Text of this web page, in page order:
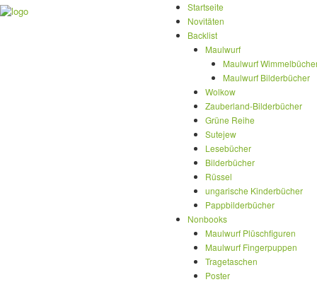
Startseite
Novitäten
Backlist
Maulwurf
Maulwurf
Maulwurf Bilderbücher
Wolkow
Zauberland-Bilderbücher
Grüne Reihe
Sutejew
Lesebücher
Bilderbücher
Rüssel
ungarische Kinderbücher
Pappbilderbücher
Nonbooks
Maulwurf Plüschfiguren
Maulwurf Fingerpuppen
Tragetaschen
Poster